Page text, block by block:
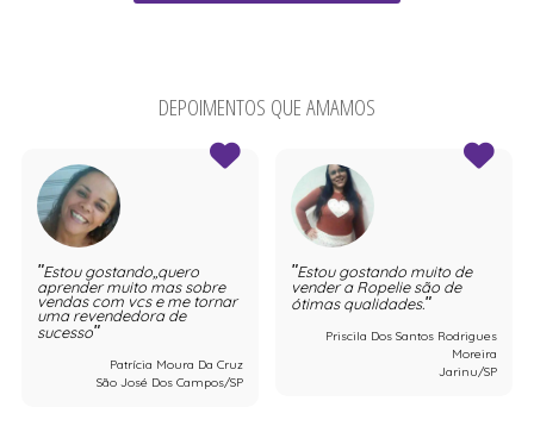
DEPOIMENTOS QUE AMAMOS
Estou gostando,,quero
aprender muito mas sobre
vendas com vcs e me tornar
uma revendedora de
sucesso
Patrícia Moura Da Cruz
São José Dos Campos/SP
Estou gostando muito de
vender a Ropelie são de
ótimas qualidades.
Priscila Dos Santos Rodrigues
Moreira
Jarinu/SP